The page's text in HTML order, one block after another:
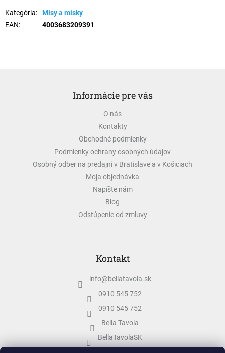
Kategória:
Misy a misky
EAN: 4003683209391
Informácie pre vás
O nás
Kontakty
Obchodné podmienky
Podmienky ochrany osobných údajov
Osobný odber na predajni v Bratislave a v Košiciach
Moja objednávka
Napíšte nám
Blog
Odstúpenie od zmluvy
Kontakt
info@bellatavola.sk
0910 545 752
0910 545 752
Bella Tavola
BellaTavolaSK